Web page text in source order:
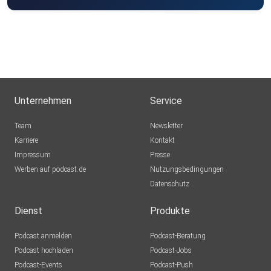
Sexualberatung oder wenn du dich mit mir auf die VIP
Mentoring/Coaching Reise begeben magst, unterstützen
Unternehmen
Team
Karriere
Impressum
Werben auf podcast.de
Service
Newsletter
Kontakt
Presse
Nutzungsbedingungen
Datenschutz
Dienst
Podcast anmelden
Podcast hochladen
Podcast-Events
Produkte
Podcast-Beratung
Podcast-Jobs
Podcast-Push